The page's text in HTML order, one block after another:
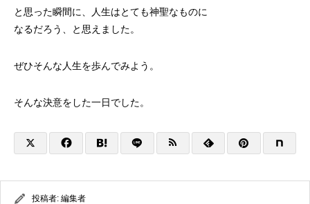
と思った瞬間に、人生はとても神聖なものに
なるだろう、と思えました。
ぜひそんな人生を歩んでみよう。
そんな決意をした一日でした。
投稿者: 編集者